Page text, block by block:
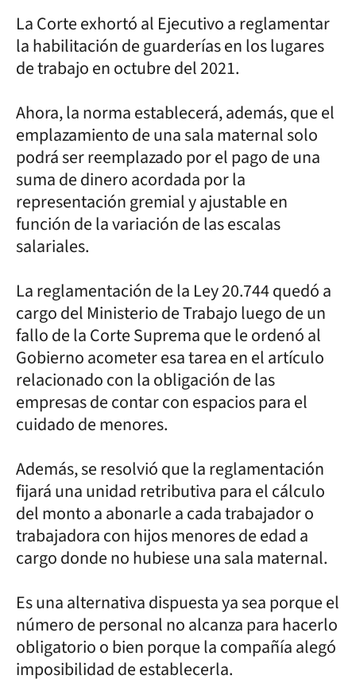
La Corte exhortó al Ejecutivo a reglamentar
la habilitación de guarderías en los lugares
de trabajo en octubre del 2021.
Ahora, la norma establecerá, además, que el
emplazamiento de una sala maternal solo
podrá ser reemplazado por el pago de una
suma de dinero acordada por la
representación gremial y ajustable en
función de la variación de las escalas
salariales.
La reglamentación de la Ley 20.744 quedó a
cargo del Ministerio de Trabajo luego de un
fallo de la Corte Suprema que le ordenó al
Gobierno acometer esa tarea en el artículo
relacionado con la obligación de las
empresas de contar con espacios para el
cuidado de menores.
Además, se resolvió que la reglamentación
fijará una unidad retributiva para el cálculo
del monto a abonarle a cada trabajador o
trabajadora con hijos menores de edad a
cargo donde no hubiese una sala maternal.
Es una alternativa dispuesta ya sea porque el
número de personal no alcanza para hacerlo
obligatorio o bien porque la compañía alegó
imposibilidad de establecerla.